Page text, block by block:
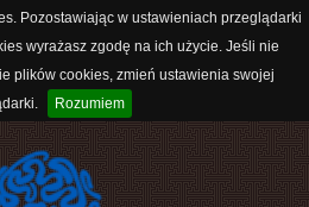
Pozostawiając w ustawieniach przeglądarki
wyrażasz zgodę na ich użycie. Jeśli nie
plików cookies, zmień ustawienia swojej
Rozumiem